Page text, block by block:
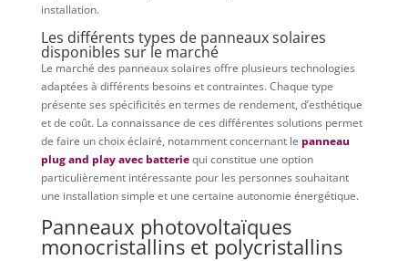
installation.
Les différents types de panneaux solaires
disponibles sur le marché
Le marché des panneaux solaires offre plusieurs technologies
adaptées à différents besoins et contraintes. Chaque type
présente ses spécificités en termes de rendement, d’esthétique
et de coût. La connaissance de ces différentes solutions permet
de faire un choix éclairé, notamment concernant le panneau
plug and play avec batteriequi constitue une option
particulièrement intéressante pour les personnes souhaitant
une installation simple et une certaine autonomie énergétique.
Panneaux photovoltaïques
monocristallins et polycristallins